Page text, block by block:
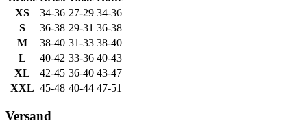
XS
34-36 27-29 34-36
S
36-38 29-31 36-38
M
38-40 31-33 38-40
L
40-42 33-36 40-43
XL
42-45 36-40 43-47
XXL 45-48 40-44 47-51
Versand